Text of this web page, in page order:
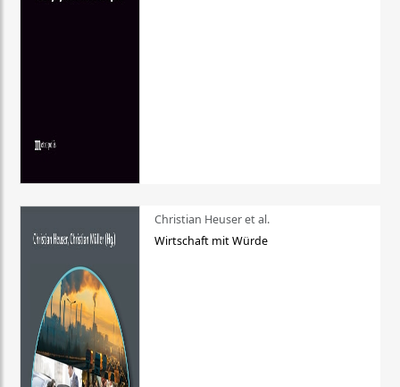
Christian Heuser et al.
Wirtschaft mit Würde